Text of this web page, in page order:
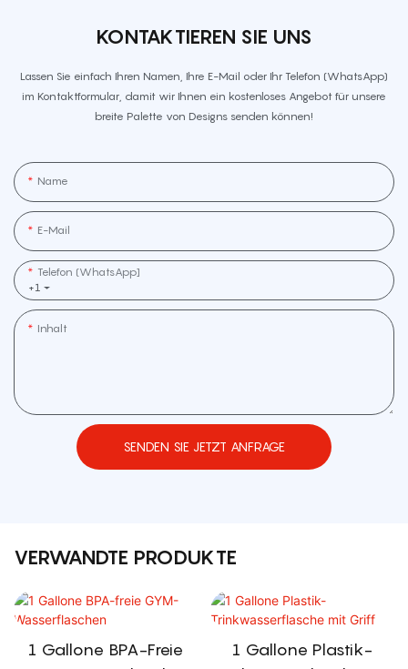
KONTAKTIEREN SIE UNS
Lassen Sie einfach Ihren Namen, Ihre E-Mail oder Ihr Telefon (WhatsApp)
im Kontaktformular, damit wir Ihnen ein kostenloses Angebot für unsere
breite Palette von Designs senden können!
Name
E-Mail
+1
Telefon (WhatsApp]
Inhalt
SENDEN SIE JETZT ANFRAGE
VERWANDTE PRODUKTE
1 Gallone BPA-Freie
1 Gallone Plastik-